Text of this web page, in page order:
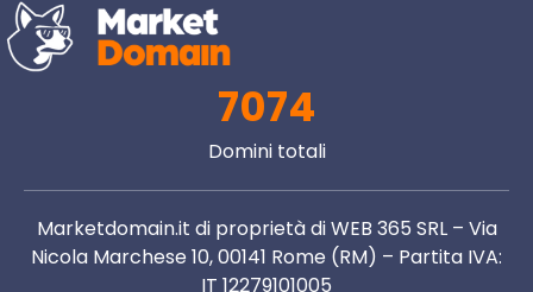
7074
Domini totali
Marketdomain.it di proprietà di WEB 365 SRL – Via
Nicola Marchese 10, 00141 Rome (RM) – Partita IVA:
IT 12279101005